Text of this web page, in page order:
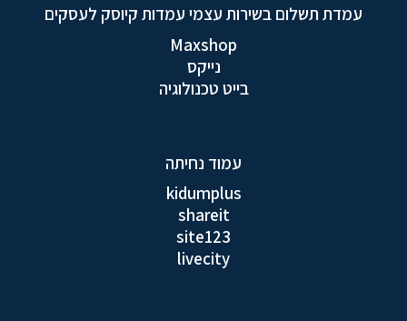
עמדת תשלום בשירות עצמי עמדות קיוסק לעסקים
Maxshop
נייקס
בייט טכנולוגיה
עמוד נחיתה
kidumplus
shareit
site123
livecity